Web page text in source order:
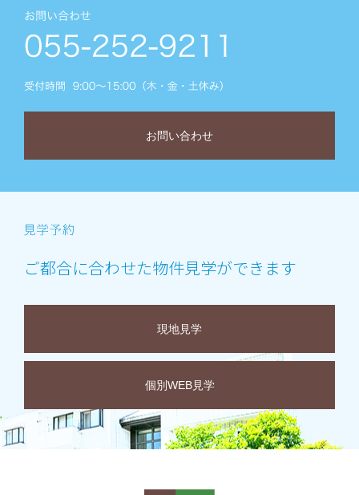
お問い合わせ
ご都合に合わせた物件見学ができます
現地見学
個別WEB見学